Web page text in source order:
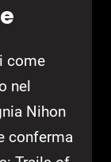
come
nel
Nihon
conferma